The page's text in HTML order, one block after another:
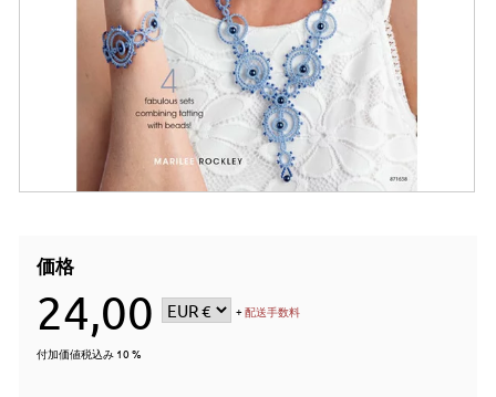
価格
24,00 +配送手数料
付加価値税込み 10 %